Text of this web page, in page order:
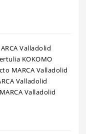
Valladolid
KOKOMO
MARCA Valladolid
Valladolid
Valladolid